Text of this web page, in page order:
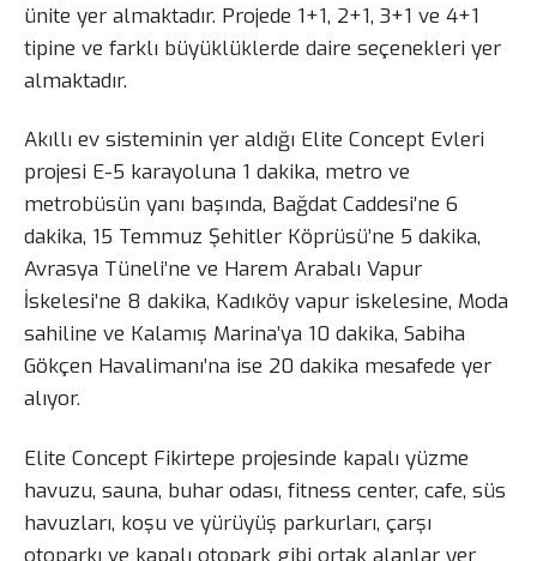
ünite yer almaktadır. Projede 1+1, 2+1, 3+1 ve 4+1
tipine ve farklı büyüklüklerde daire seçenekleri yer
almaktadır.
Akıllı ev sisteminin yer aldığı Elite Concept Evleri
projesi E-5 karayoluna 1 dakika, metro ve
metrobüsün yanı başında, Bağdat Caddesi’ne 6
dakika, 15 Temmuz Şehitler Köprüsü’ne 5 dakika,
Avrasya Tüneli’ne ve Harem Arabalı Vapur
İskelesi’ne 8 dakika, Kadıköy vapur iskelesine, Moda
sahiline ve Kalamış Marina’ya 10 dakika, Sabiha
Gökçen Havalimanı’na ise 20 dakika mesafede yer
alıyor.
Elite Concept Fikirtepe projesinde kapalı yüzme
havuzu, sauna, buhar odası, fitness center, cafe, süs
havuzları, koşu ve yürüyüş parkurları, çarşı
otoparkı ve kapalı otopark gibi ortak alanlar yer